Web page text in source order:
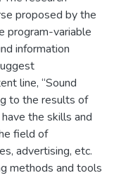
proposed by the
program-variable
information
line, “Sound
to the results of
the skills and
field of
advertising, etc.
methods and tools